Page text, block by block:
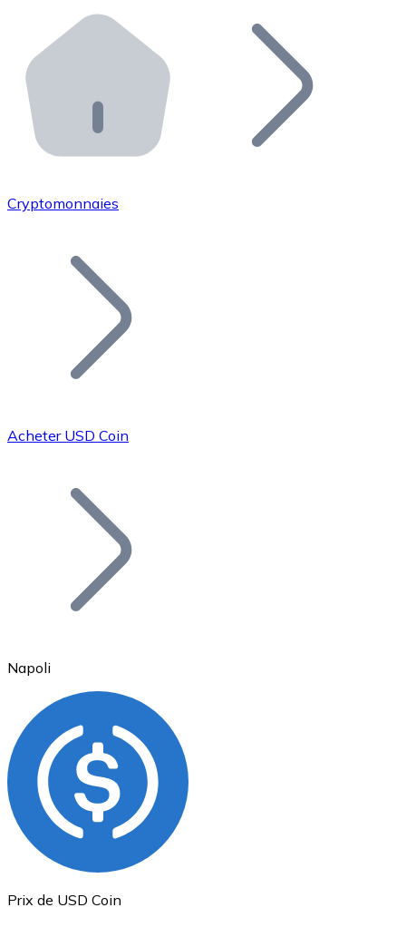
Distributeurs automatiques Bitnovo
Intégrez un ATM Bitnovo dans votre entreprise et
API Bitnovo
Intégrez notre API dans votre écosystème.
Rejoignez notre réseau de distributeurs et
Ajoutez le token de votre projet à notre service
Bitcoin
Ethereum
ETH
Cryptomonnaies
Acheter USD Coin
Napoli
Prix de USD Coin